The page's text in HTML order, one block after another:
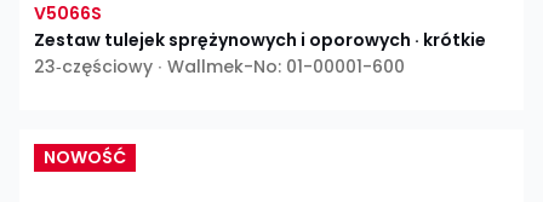
V5066S
Zestaw tulejek sprężynowych i oporowych · krótkie
23‑częściowy ∙ Wallmek-No: 01-00001-600
NOWOŚĆ